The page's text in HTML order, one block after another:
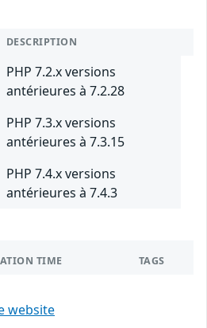
DESCRIPTION
PHP 7.2.x versions
antérieures à 7.2.28
PHP 7.3.x versions
antérieures à 7.3.15
PHP 7.4.x versions
antérieures à 7.4.3
TIME TAGS
website